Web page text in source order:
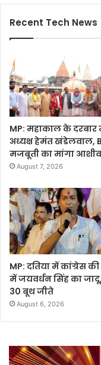
Recent Tech News
MP: महाकाल के दरबार
अध्यक्ष हेमंत खंडेलवाल,
मजबूती का मांगा
August 7, 2026
MP: दतिया में कांग्रेस
में जयवर्धन सिंह का
30 बूथ जीते
August 6, 2026